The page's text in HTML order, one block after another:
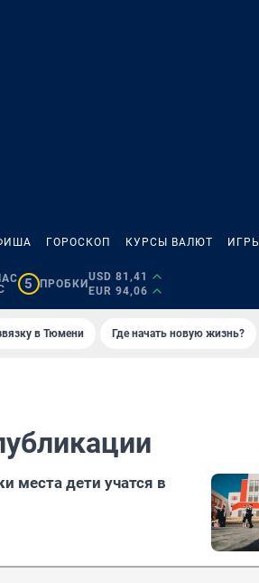
ГОРОСКОП КУРСЫ ВАЛЮТ ИГРЫ
5 ПРОБКИ
USD 81,41
EUR 94,06
в Тюмени Где начать новую жизнь?
места дети учатся в